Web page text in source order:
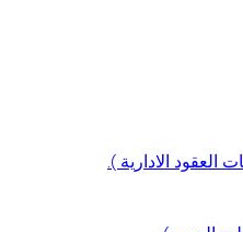
العقود الادارية ).